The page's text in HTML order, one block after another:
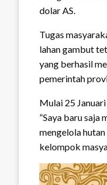
dolar AS.
Tugas
lahan gambut
yang berhasil
pemerintah
Mulai 25
“Saya baru saja
mengelola
kelompok